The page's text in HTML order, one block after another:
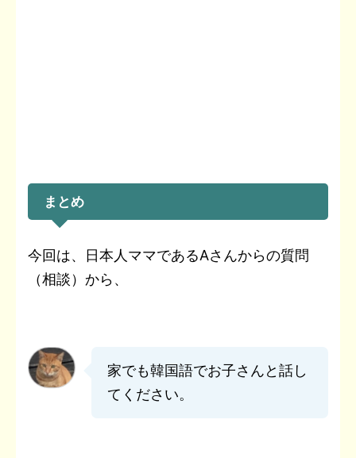
まとめ
今回は、日本人ママであるAさんからの質問
（相談）から、
家でも韓国語でお子さんと話し
てください。